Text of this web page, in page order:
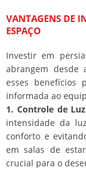
VANTAGENS DE
ESPAÇO
Investir em
abrangem desde
esses benefícios
informada ao
1. Controle de
intensidade da
conforto e
em salas de
crucial para o